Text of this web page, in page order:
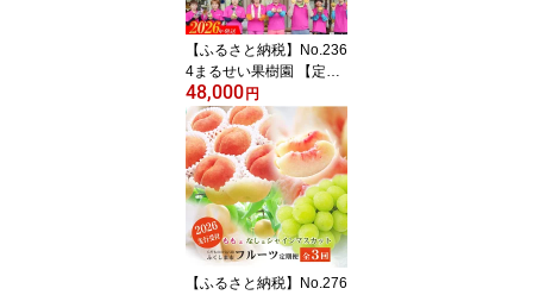
県 福島市 期間限定フェ
スタ フェスタ 5万円以下
4万円台
【ふるさと納税】No.236
4まるせい果樹園 【定期
便4回】まるかじりDコー
ス【2026年発送 先行予
約】
48,000 円
【ふるさと納税】No.276